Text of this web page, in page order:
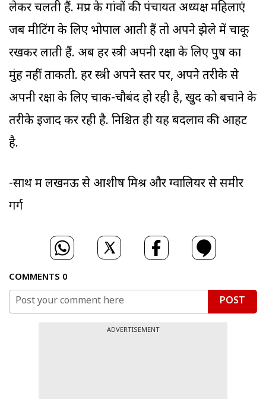
लेकर चलती हैं. मप्र के गांवों की पंचायत अध्यक्ष महिलाएं
जब मीटिंग के लिए भोपाल आती हैं तो अपने झेले में चाकू
रखकर लाती हैं. अब हर स्त्री अपनी रक्षा के लिए पुरुष का
मुंह नहीं ताकती. हर स्त्री अपने स्तर पर, अपने तरीके से
अपनी रक्षा के लिए चाक-चौबंद हो रही है, खुद को बचाने के
तरीके इजाद कर रही है. निश्चित ही यह बदलाव की आहट
है.
-साथ में लखनऊ से आशीष मिश्र और ग्वालियर से समीर
गर्ग
COMMENTS 0
POST
ADVERTISEMENT